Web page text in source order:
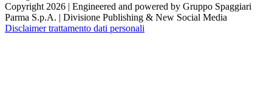
Copyright 2026 | Engineered and powered by Gruppo Spaggiari
Parma S.p.A. | Divisione Publishing & New Social Media
Disclaimer trattamento dati personali